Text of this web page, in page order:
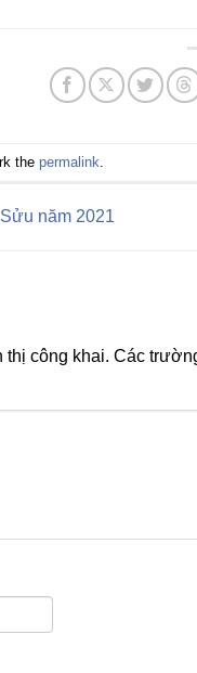
the permalink
năm 2021
thị công khai. Các